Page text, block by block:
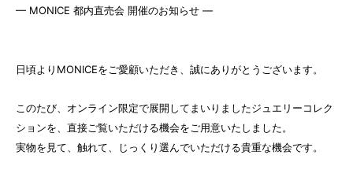
— MONICE 都内直売会 開催のお知らせ —
日頃よりMONICEをご愛顧いただき、誠にありがとうございます。
このたび、オンライン限定で展開してまいりましたジュエリーコレク
ションを、 直接ご覧いただける機会をご用意いたしました。
実物を見て、触れて、じっくり選んでいただける貴重な機会です。